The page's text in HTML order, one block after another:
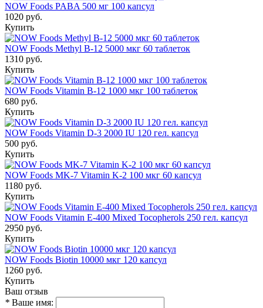
NOW Foods PABA 500 мг 100 капсул
1020 руб.
Купить
NOW Foods Methyl B-12 5000 мкг 60 таблеток
1310 руб.
Купить
NOW Foods Vitamin B-12 1000 мкг 100 таблеток
680 руб.
Купить
NOW Foods Vitamin D-3 2000 IU 120 гел. капсул
500 руб.
Купить
NOW Foods MK-7 Vitamin K-2 100 мкг 60 капсул
1180 руб.
Купить
NOW Foods Vitamin E-400 Mixed Tocopherols 250 гел. капсул
2950 руб.
Купить
NOW Foods Biotin 10000 мкг 120 капсул
1260 руб.
Купить
Ваш отзыв
* Ваше имя: